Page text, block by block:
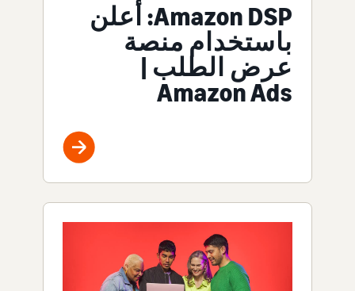
Amazon DSP: أعلن
باستخدام منصة
عرض الطلب |
Amazon Ads